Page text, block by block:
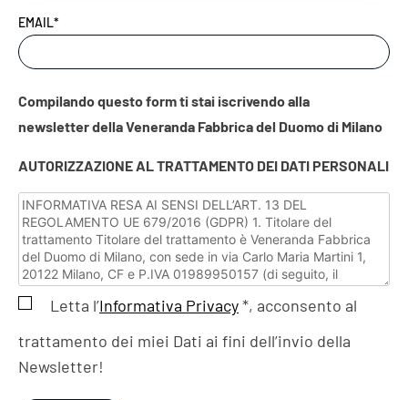
EMAIL*
Compilando questo form ti stai iscrivendo alla
newsletter della Veneranda Fabbrica del Duomo di Milano
AUTORIZZAZIONE AL TRATTAMENTO DEI DATI PERSONALI
Letta l’Informativa Privacy*, acconsento al
trattamento dei miei Dati ai fini dell’invio della
Newsletter!